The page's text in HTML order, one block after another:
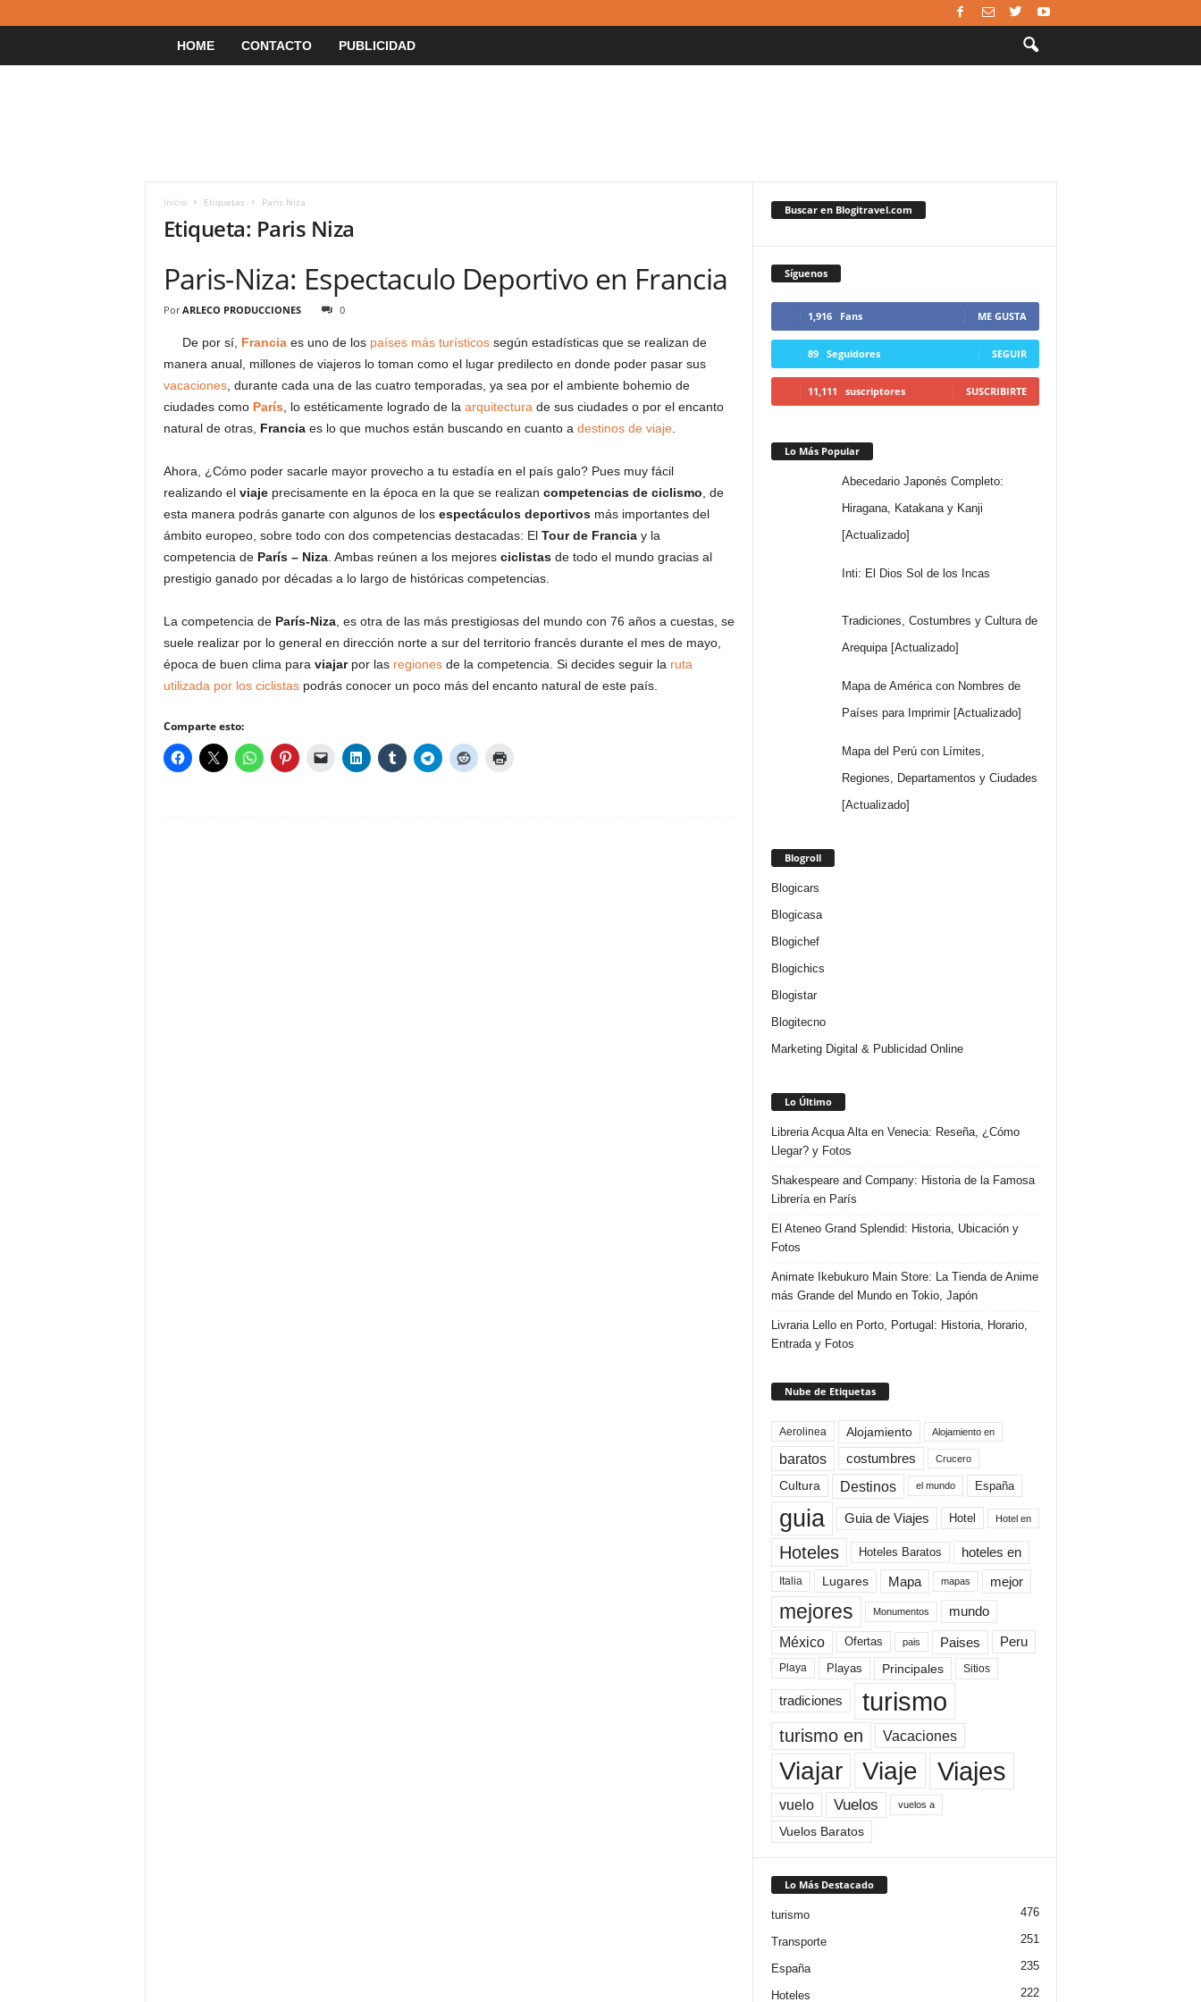
HOME CONTACTO PUBLICIDAD
Inicio Etiquetas Paris Niza
Etiqueta: Paris Niza
Paris-Niza: Espectaculo Deportivo en Francia
Por ARLECO PRODUCCIONES 0
De por sí, Franciaes uno de los países más turísticossegún estadísticas que se realizan de
manera anual, millones de viajeros lo toman como el lugar predilecto en donde poder pasar sus
vacaciones, durante cada una de las cuatro temporadas, ya sea por el ambiente bohemio de
ciudades como París , lo estéticamente logrado de la arquitectura de sus ciudades o por el encanto
natural de otras, Franciaes lo que muchos están buscando en cuanto a destinos de viaje.
Ahora, ¿Cómo poder sacarle mayor provecho a tu estadía en el país galo? Pues muy fácil
realizando el viajeprecisamente en la época en la que se realizan competencias de ciclismo , de
esta manera podrás ganarte con algunos de los espectáculos deportivosmás importantes del
ámbito europeo, sobre todo con dos competencias destacadas: El Tour de Franciay la
competencia de París – Niza. Ambas reúnen a los mejores ciclistasde todo el mundo gracias al
prestigio ganado por décadas a lo largo de históricas competencias.
La competencia de París-Niza, es otra de las más prestigiosas del mundo con 76 años a cuestas, se
suele realizar por lo general en dirección norte a sur del territorio francés durante el mes de mayo,
época de buen clima para viajarpor las regionesde la competencia. Si decides seguir la ruta
utilizada por los ciclistaspodrás conocer un poco más del encanto natural de este país.
Comparte esto:
Buscar en Blogitravel.com
Síguenos
1,916 Fans ME GUSTA
89 Seguidores SEGUIR
11,111 suscriptores SUSCRIBIRTE
Lo Más Popular
Abecedario Japonés Completo:
Hiragana, Katakana y Kanji
[Actualizado]
Inti: El Dios Sol de los Incas
Tradiciones, Costumbres y Cultura de
Arequipa [Actualizado]
Mapa de América con Nombres de
Países para Imprimir [Actualizado]
Mapa del Perú con Límites,
Regiones, Departamentos y Ciudades
[Actualizado]
Blogroll
Blogicars
Blogicasa
Blogichef
Blogichics
Blogistar
Blogitecno
Marketing Digital & Publicidad Online
Lo Último
Libreria Acqua Alta en Venecia: Reseña, ¿Cómo
Llegar? y Fotos
Shakespeare and Company: Historia de la Famosa
Librería en París
El Ateneo Grand Splendid: Historia, Ubicación y
Fotos
Animate Ikebukuro Main Store: La Tienda de Anime
más Grande del Mundo en Tokio, Japón
Livraria Lello en Porto, Portugal: Historia, Horario,
Entrada y Fotos
Nube de Etiquetas
Aerolinea Alojamiento Alojamiento en
baratos costumbres Crucero
Cultura Destinos el mundo España
guia Guia de Viajes Hotel Hotel en
Hoteles Hoteles Baratos hoteles en
Italia Lugares Mapa mapas mejor
mejores Monumentos mundo
México Ofertas pais Paises Peru
Playa Playas Principales Sitios
tradiciones turismo
turismo en Vacaciones
Viajar Viaje Viajes
vuelo Vuelos vuelos a
Vuelos Baratos
Lo Más Destacado
turismo 476
Transporte 251
España 235
Hoteles 222